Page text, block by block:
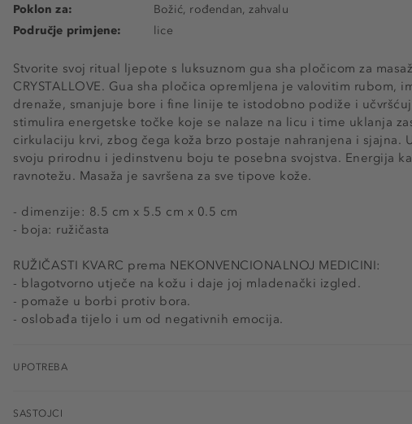
Stvorite svoj ritual ljepote s luksuznom gua sha pločicom za
CRYSTALLOVE. Gua sha pločica opremljena je valovitim rubom,
drenaže, smanjuje bore i fine linije te istodobno podiže i
stimulira energetske točke koje se nalaze na licu i time uklanja
cirkulaciju krvi, zbog čega koža brzo postaje nahranjena i sjajna.
svoju prirodnu i jedinstvenu boju te posebna svojstva. Energija
ravnotežu. Masaža je savršena za sve tipove kože.
- dimenzije: 8.5 cm x 5.5 cm x 0.5 cm
- boja: ružičasta
RUŽIČASTI KVARC prema NEKONVENCIONALNOJ MEDICINI:
- blagotvorno utječe na kožu i daje joj mladenački izgled.
- pomaže u borbi protiv bora.
- oslobađa tijelo i um od negativnih emocija.
Poklon za:
Božić, rođendan, zahvalu
Područje primjene:
lice
UPOTREBA
SASTOJCI